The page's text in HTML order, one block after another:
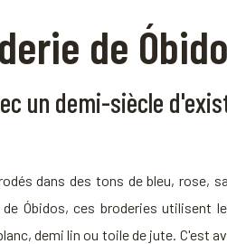
de
un demi-siècle
dans des tons de bleu, rose,
Óbidos, ces broderies
demi lin ou toile de jute. C'est